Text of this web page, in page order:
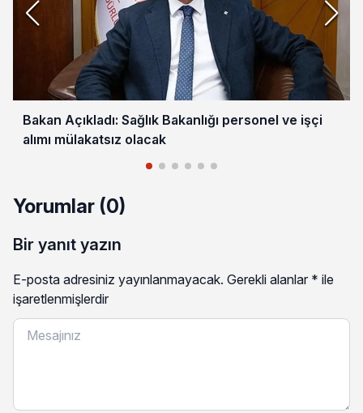
Bakan Açıkladı: Sağlık Bakanlığı personel ve işçi
alımı mülakatsız olacak
Yorumlar (0)
Bir yanıt yazın
E-posta adresiniz yayınlanmayacak. Gerekli alanlar * ile
işaretlenmişlerdir